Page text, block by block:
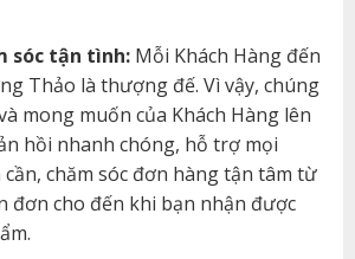
sóc tận tình:Mỗi Khách Hàng đến
Thảo là thượng đế. Vì vậy, chúng
mong muốn của Khách Hàng lên
hồi nhanh chóng, hỗ trợ mọi
chăm sóc đơn hàng tận tâm từ
đơn cho đến khi bạn nhận được